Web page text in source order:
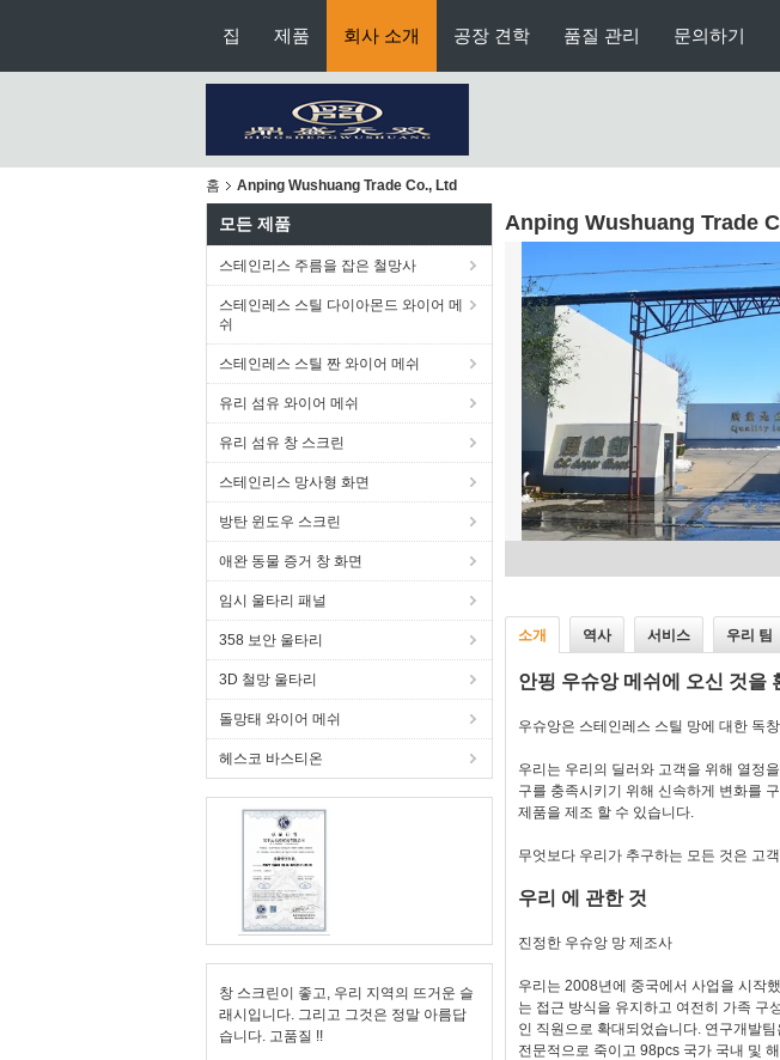
집 제품 회사 소개 공장 견학 품질 관리 문의하기
홈 Anping Wushuang Trade Co., Ltd
모든 제품
스테인리스 주름을 잡은 철망사
스테인레스 스틸 다이아몬드 와이어 메
쉬
스테인레스 스틸 짠 와이어 메쉬
유리 섬유 와이어 메쉬
유리 섬유 창 스크린
스테인리스 망사형 화면
방탄 윈도우 스크린
애완 동물 증거 창 화면
임시 울타리 패널
358 보안 울타리
3D 철망 울타리
돌망태 와이어 메쉬
헤스코 바스티온
창 스크린이 좋고, 우리 지역의 뜨거운 슬
래시입니다. 그리고 그것은 정말 아름답
습니다. 고품질 !!
Anping Wushuang Trade
소개 역사 서비스 우리 팀
안핑 우슈앙 메쉬에 오신 것을
우슈앙은 스테인레스 스틸 망에 대한 독
우리는 우리의 딜러와 고객을 위해 열정
구를 충족시키기 위해 신속하게 변화를
제품을 제조 할 수 있습니다.
무엇보다 우리가 추구하는 모든 것은 고
우리 에 관한 것
진정한 우슈앙 망 제조사
우리는 2008년에 중국에서 사업을 시작
는 접근 방식을 유지하고 여전히 가족 구
인 직원으로 확대되었습니다. 연구개발
전문적으로 죽이고 98pcs 국가 국내 및